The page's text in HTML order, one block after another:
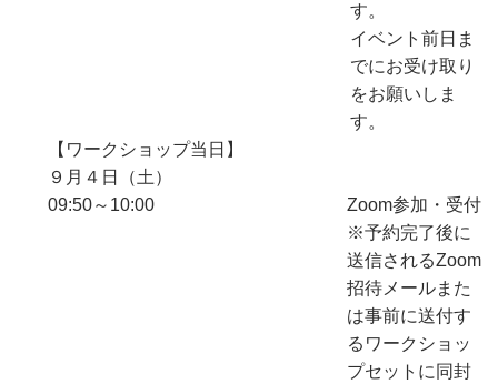
す。
イベント前日ま
でにお受け取り
をお願いしま
す。
【ワークショップ当日】
９月４日（土）
09:50～10:00
Zoom参加・受付
※予約完了後に
送信されるZoom
招待メールまた
は事前に送付す
るワークショッ
プセットに同封